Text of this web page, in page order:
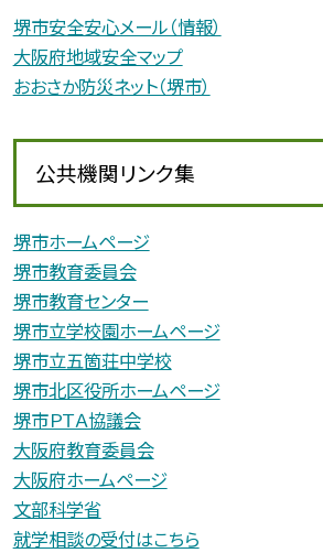
堺市安全安心メール（情報）
大阪府地域安全マップ
おおさか防災ネット（堺市）
公共機関リンク集
堺市ホームページ
堺市教育委員会
堺市教育センター
堺市立学校園ホームページ
堺市立五箇荘中学校
堺市北区役所ホームページ
堺市ＰＴＡ協議会
大阪府教育委員会
大阪府ホームページ
文部科学省
就学相談の受付はこちら